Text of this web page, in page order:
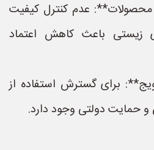
عدم کنترل کیفیت
زیستی باعث کاهش اعتماد
برای گسترش استفاده از
و حمایت دولتی وجود دارد.